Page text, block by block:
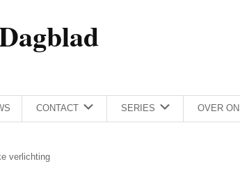
CONTACT SERIES OVER
verlichting